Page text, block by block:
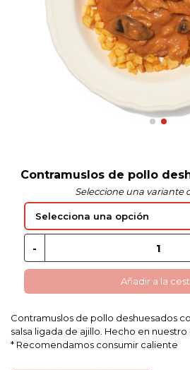
Contramuslos de pollo
Seleccione una variante
Añadir a la
Contramuslos de pollo deshuesados
salsa ligada de ajillo. Hecho en nuestro
* Recomendamos consumir caliente